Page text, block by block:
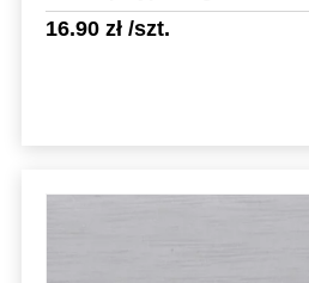
16.90 zł/szt.